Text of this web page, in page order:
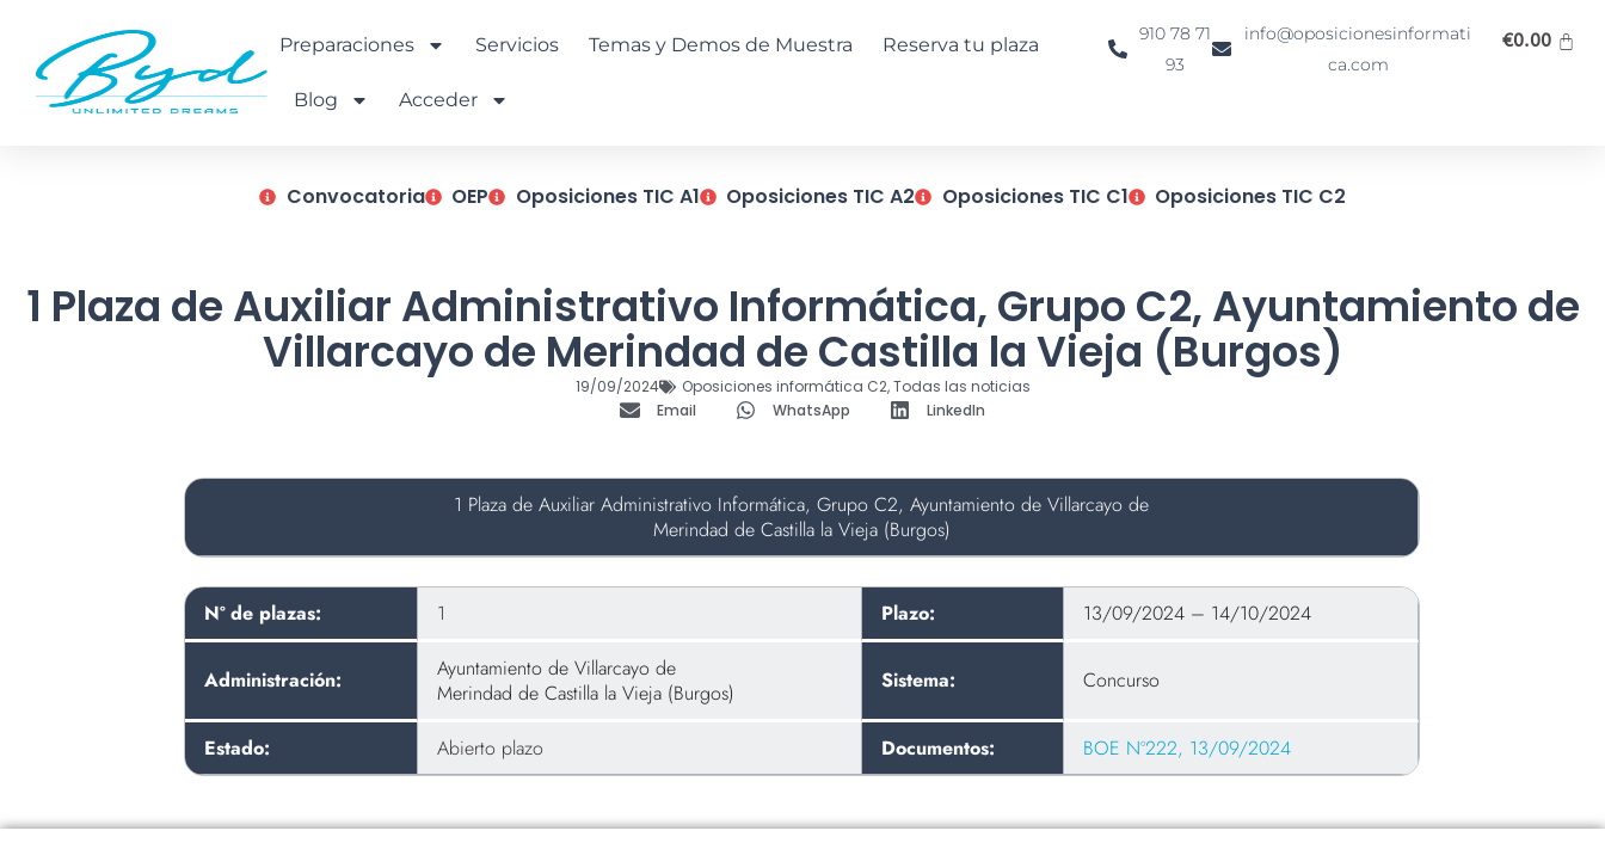
contenido
Preparaciones Servicios Temas y Demos de Muestra Reserva tu plaza
Blog Acceder
910 78 71
93
info@oposicionesinformati
ca.com
€0.00
Convocatoria OEP Oposiciones TIC A1 Oposiciones TIC A2 Oposiciones TIC C1 Oposiciones TIC C2
1 Plaza de Auxiliar Administrativo Informática, Grupo C2, Ayuntamiento de
Villarcayo de Merindad de Castilla la Vieja (Burgos)
19/09/2024 Oposiciones informática C2,Todas las noticias
Email
WhatsApp LinkedIn
1 Plaza de Auxiliar Administrativo Informática, Grupo C2, Ayuntamiento de Villarcayo de
Merindad de Castilla la Vieja (Burgos)
Nº de plazas: 1 Plazo: 13/09/2024 – 14/10/2024
Administración:
Ayuntamiento de Villarcayo de
Merindad de Castilla la Vieja (Burgos)
Sistema: Concurso
Estado: Abierto plazo Documentos: BOE Nº222, 13/09/2024